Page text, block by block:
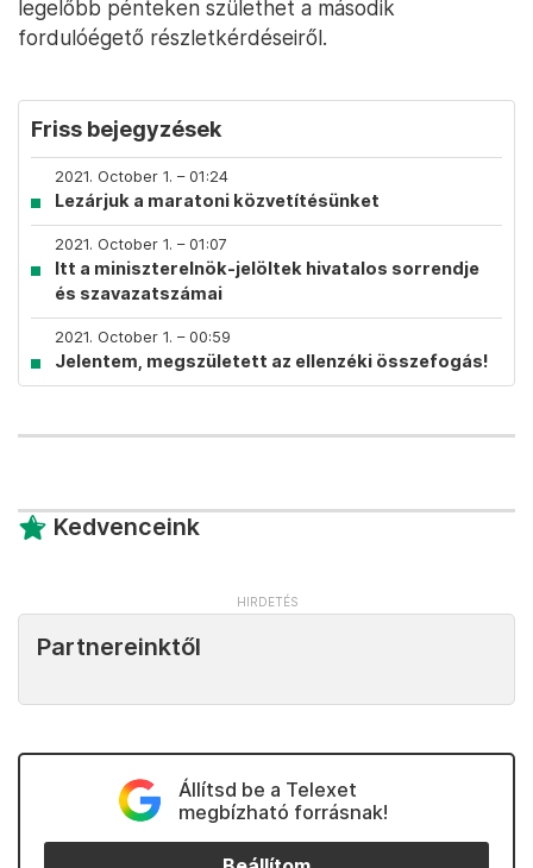
legelőbb pénteken születhet a második
fordulóégető részletkérdéseiről.
Friss bejegyzések
2021. October 1. – 01:24
Lezárjuk a maratoni közvetítésünket
2021. October 1. – 01:07
Itt a miniszterelnök-jelöltek hivatalos sorrendje
és szavazatszámai
2021. October 1. – 00:59
Jelentem, megszületett az ellenzéki összefogás!
Kedvenceink
Partnereinktől
Állítsd be a Telexet
megbízható forrásnak!